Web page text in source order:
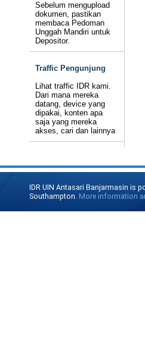
Sebelum mengupload
dokumen, pastikan
membaca Pedoman
Unggah Mandiri untuk
Depositor.
Traffic Pengunjung
Lihat traffic IDR kami.
Dari mana mereka
datang, device yang
dipakai, konten apa
saja yang mereka
akses, cari dan lainnya
IDR UIN Antasari Banjarmasin is
Southampton. More information